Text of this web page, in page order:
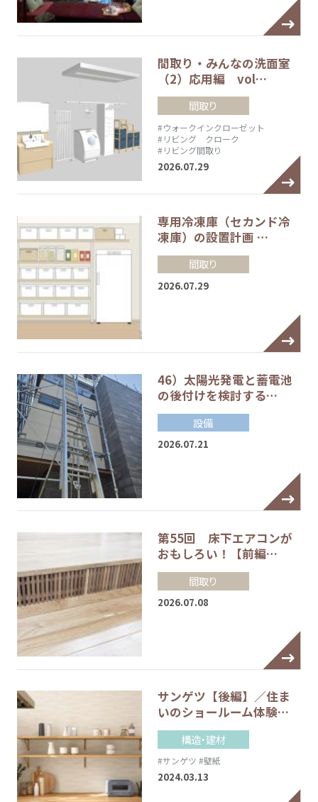
間取り・みんなの洗面室
（2）応用編 vol…
間取り
#ウォークインクローゼット
#リビング クローク
#リビング間取り
2026.07.29
専用冷凍庫（セカンド冷
凍庫）の設置計画 …
間取り
2026.07.29
46）太陽光発電と蓄電池
の後付けを検討する…
設備
2026.07.21
第55回 床下エアコンが
おもしろい！【前編…
間取り
2026.07.08
サンゲツ【後編】／住ま
いのショールーム体験…
構造・建材
#サンゲツ #壁紙
2024.03.13